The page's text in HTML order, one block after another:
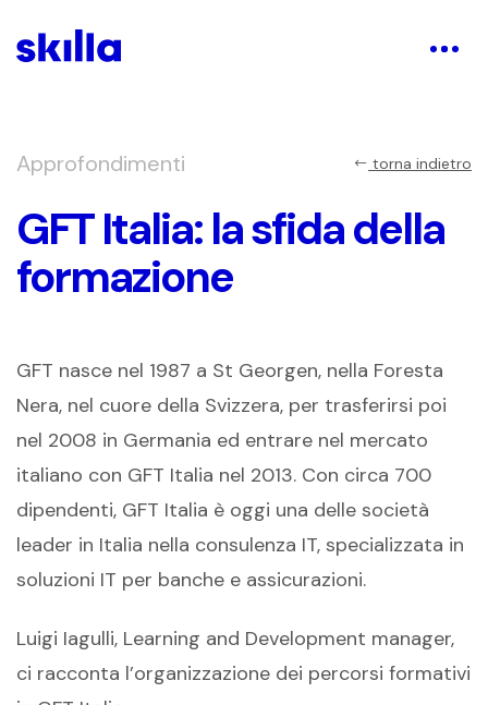
Approfondimenti torna indietro
GFT Italia: la sfida della
formazione
GFT nasce nel 1987 a St Georgen, nella Foresta
Nera, nel cuore della Svizzera, per trasferirsi poi
nel 2008 in Germania ed entrare nel mercato
italiano con GFT Italia nel 2013. Con circa 700
dipendenti, GFT Italia è oggi una delle società
leader in Italia nella consulenza IT, specializzata in
soluzioni IT per banche e assicurazioni.
Luigi Iagulli, Learning and Development manager,
ci racconta l’organizzazione dei percorsi formativi